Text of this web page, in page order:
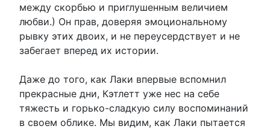
между скорбью и приглушенным величием
любви.) Он прав, доверяя эмоциональному
рывку этих двоих, и не переусердствует и не
забегает вперед их истории.
Даже до того, как Лаки впервые вспомнил
прекрасные дни, Кэтлетт уже нес на себе
тяжесть и горько-сладкую силу воспоминаний
в своем облике. Мы видим, как Лаки пытается